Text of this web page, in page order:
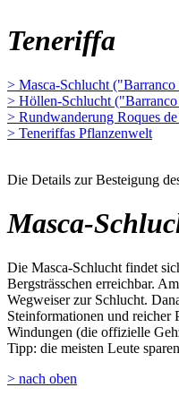
Teneriffa
> Masca-Schlucht ("Barranco
> Höllen-Schlucht
> Rundwanderung Roques
> Teneriffas Pflanzenwelt
Die Details zur Besteigung
Masca-
Die Masca-Schlucht findet
Bergsträsschen erreichbar.
Wegweiser zur Schlucht.
Steinformationen und reicher
Windungen (die offizielle
Tipp: die meisten Leute
> nach oben